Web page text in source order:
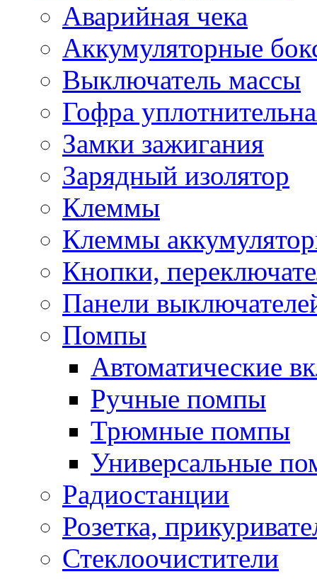
Аварийная чека
Аккумуляторные
Выключатель массы
Гофра
Замки зажигания
Зарядный изолятор
Клеммы
Клеммы
Кнопки,
Панели
Помпы
Автоматические
Ручные помпы
Трюмные помпы
Универсальные
Радиостанции
Розетка,
Стеклоочистители